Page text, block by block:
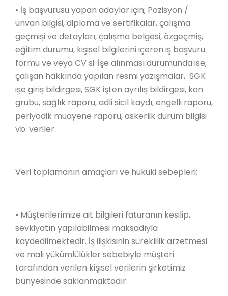
• İş başvurusu yapan adaylar için; Pozisyon /
unvan bilgisi, diploma ve sertifikalar, çalışma
geçmişi ve detayları, çalışma belgesi, özgeçmiş,
eğitim durumu, kişisel bilgilerini içeren iş başvuru
formu ve veya CV si. İşe alınması durumunda ise;
çalışan hakkında yapılan resmi yazışmalar, SGK
işe giriş bildirgesi, SGK işten ayrılış bildirgesi, kan
grubu, sağlık raporu, adli sicil kaydı, engelli raporu,
periyodik muayene raporu, askerlik durum bilgisi
vb. veriler.
Veri toplamanın amaçları ve hukuki sebepleri;
• Müşterilerimize ait bilgileri faturanın kesilip,
sevkiyatın yapılabilmesi maksadıyla
kaydedilmektedir. İş ilişkisinin süreklilik arzetmesi
ve mali yükümlülükler sebebiyle müşteri
tarafından verilen kişisel verilerin şirketimiz
bünyesinde saklanmaktadır.